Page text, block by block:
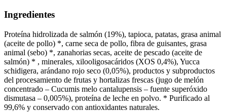
Ingredientes
Proteína hidrolizada de salmón (19%), tapioca, patatas, grasa animal
(aceite de pollo) *, carne seca de pollo, fibra de guisantes, grasa
animal (sebo) *, zanahorias secas, aceite de pescado (aceite de
salmón) * , minerales, xilooligosacáridos (XOS 0,4%), Yucca
schidigera, arándano rojo seco (0,05%), productos y subproductos
del procesamiento de frutas y hortalizas frescas (jugo de melón
concentrado – Cucumis melo cantalupensis – fuente superóxido
dismutasa – 0,005%), proteína de leche en polvo. * Purificado al
99,6% y conservado con antioxidantes naturales.